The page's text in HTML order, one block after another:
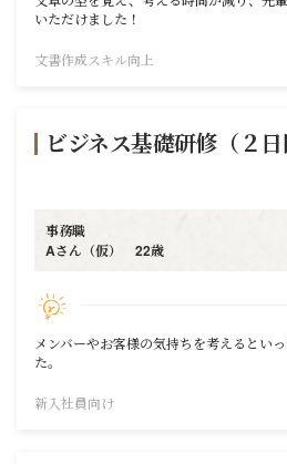
いただけました！
文書作成スキル向上
ビジネス基礎研修（２日
事務職
Aさん（仮） 22歳
メンバーやお客様の気持ちを考えるとい
た。
新入社員向け